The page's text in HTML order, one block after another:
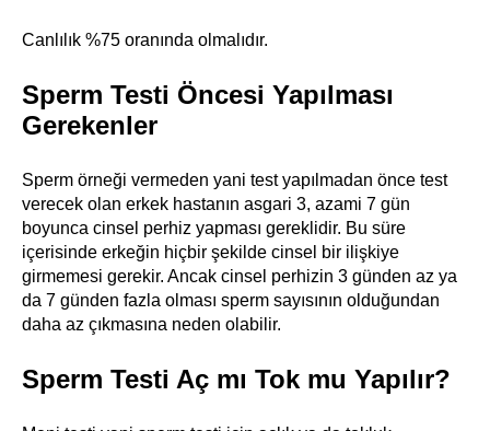
Canlılık %75 oranında olmalıdır.
Sperm Testi Öncesi Yapılması
Gerekenler
Sperm örneği vermeden yani test yapılmadan önce test
verecek olan erkek hastanın asgari 3, azami 7 gün
boyunca cinsel perhiz yapması gereklidir. Bu süre
içerisinde erkeğin hiçbir şekilde cinsel bir ilişkiye
girmemesi gerekir. Ancak cinsel perhizin 3 günden az ya
da 7 günden fazla olması sperm sayısının olduğundan
daha az çıkmasına neden olabilir.
Sperm Testi Aç mı Tok mu Yapılır?